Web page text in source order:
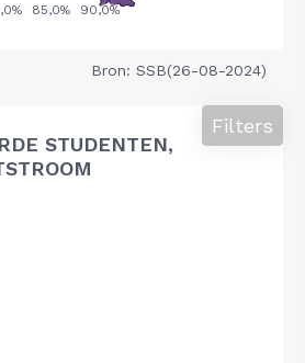
Bron: SSB(26-08-2024)
STUDENTEN,
Filters